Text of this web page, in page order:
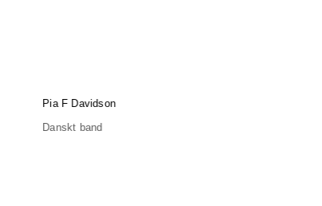
Pia F Davidson
Danskt band